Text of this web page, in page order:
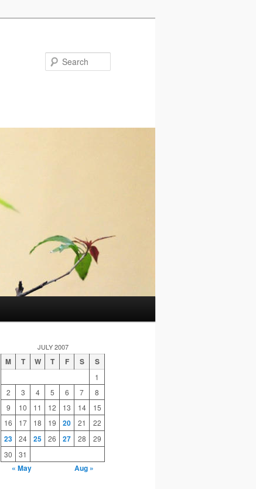
JULY 2007
M T W T F S S
1
2
3 4 5 6 7
8
9
10 11 12 13 14
15
16
17 18 19 20 21 22
23 24 25 26 27 28
29
30
31
« May Aug »